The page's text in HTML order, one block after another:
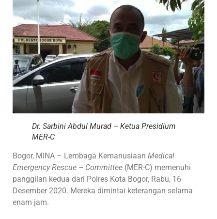
Dr. Sarbini Abdul Murad – Ketua Presidium
MER-C
Bogor, MINA – Lembaga KemanusiaanMedical
Emergency Rescue – Committee (MER-C) memenuhi
panggilan kedua dari Polres Kota Bogor, Rabu, 16
Desember 2020. Mereka dimintai keterangan selama
enam jam.